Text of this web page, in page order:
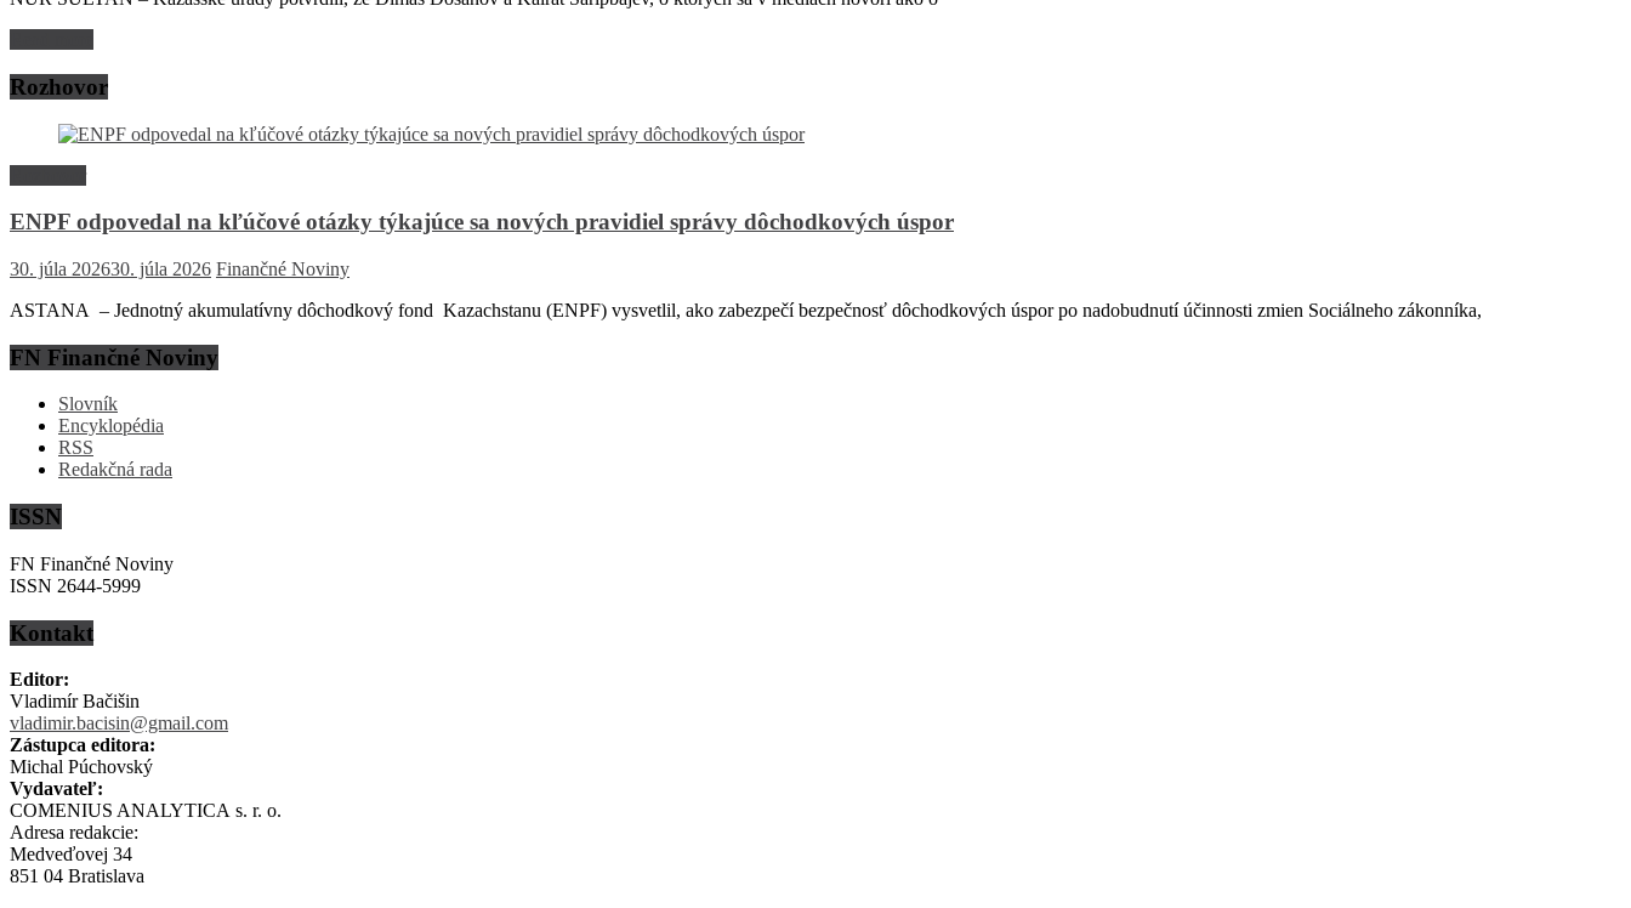
Rozhovor
ENPF odpovedal na kľúčové otázky týkajúce sa nových pravidiel správy dôchodkových úspor
30. júla 202630. júla 2026 Finančné Noviny
ASTANA – Jednotný akumulatívny dôchodkový fond Kazachstanu (ENPF) vysvetlil, ako zabezpečí bezpečnosť dôchodkových úspor po nadobudnutí účinnosti zmien Sociálneho zákonníka,
FN Finančné Noviny
Slovník
Encyklopédia
RSS
Redakčná rada
ISSN
FN Finančné Noviny
ISSN 2644-5999
Kontakt
Editor:
Vladimír Bačišin
vladimir.bacisin@gmail.com
Zástupca editora:
Michal Púchovský
Vydavateľ:
COMENIUS ANALYTICA s. r. o.
Adresa redakcie:
Medveďovej 34
851 04 Bratislava